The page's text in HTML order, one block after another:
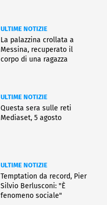
ULTIME NOTIZIE
La palazzina crollata a
Messina, recuperato il
corpo di una ragazza
ULTIME NOTIZIE
Questa sera sulle reti
Mediaset, 5 agosto
ULTIME NOTIZIE
Temptation da record, Pier
Silvio Berlusconi: "È
fenomeno sociale"